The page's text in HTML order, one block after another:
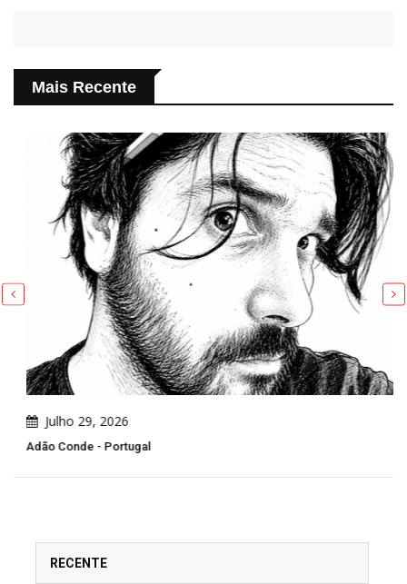
Mais Recente
Julho 29, 2026
Adão Conde - Portugal
RECENTE